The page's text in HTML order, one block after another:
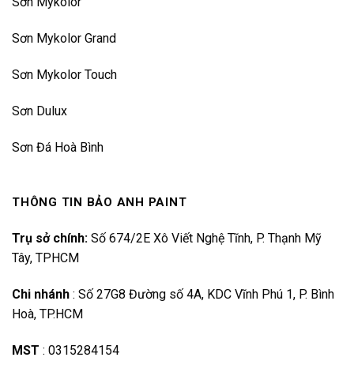
Sơn Mykolor Grand
Sơn Mykolor Touch
Sơn Dulux
Sơn Đá Hoà Bình
THÔNG TIN BẢO ANH PAINT
Trụ sở chính: Số 674/2E Xô Viết Nghệ Tĩnh, P. Thạnh Mỹ
Tây, TPHCM
Chi nhánh : Số 27G8 Đường số 4A, KDC Vĩnh Phú 1, P. Bình
Hoà, TP.HCM
MST : 0315284154